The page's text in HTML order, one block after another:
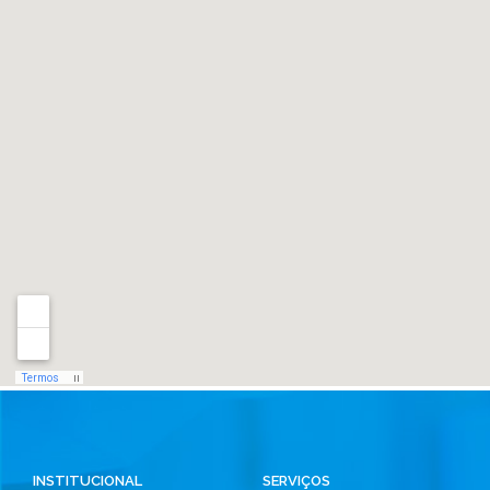
INSTITUCIONAL SERVIÇOS